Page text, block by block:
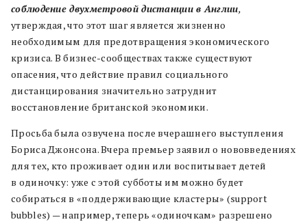
соблюдение двухметровой дистанции в Англии,
утверждая, что этот шаг является жизненно
необходимым для предотвращения экономического
кризиса. В бизнес-сообществах также существуют
опасения, что действие правил социального
дистанцирования значительно затруднит
восстановление британской экономики.
Просьба была озвучена после вчерашнего выступления
Бориса Джонсона. Вчера премьер заявил о нововведениях
для тех, кто проживает один или воспитывает детей
в одиночку: уже с этой субботы им можно будет
собираться в «поддерживающие кластеры» (support
bubbles) — например, теперь «одиночкам» разрешено